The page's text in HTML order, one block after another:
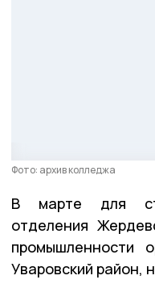
Фото: архив колледжа
В марте для
отделения
промышленности
Уваровский район,